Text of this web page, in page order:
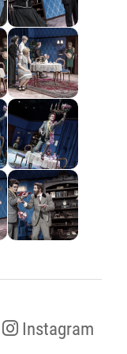
Instagram